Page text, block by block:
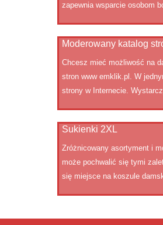
zapewnia wsparcie osobom
Moderowany katalog
Chcesz mieć możliwość na
stron www emklik.pl. W
strony w Internecie.
Sukienki 2XL
Zróżnicowany asortyment i
może pochwalić się tymi
się miejsce na koszule